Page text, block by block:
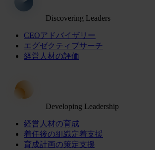
Discovering Leaders
CEOアドバイザリー
エグゼクティブサーチ
経営人材の評価
Developing Leadership
経営人材の育成
着任後の組織定着支援
育成計画の策定支援